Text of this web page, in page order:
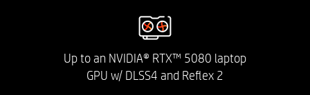
Up to an NVIDIA® RTX™ 5080 laptop
GPU w/ DLSS4 and Reflex 2